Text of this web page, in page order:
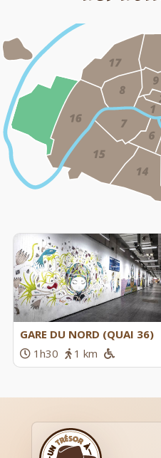
GARE DU NORD (QUAI 36)
1h30
1 km